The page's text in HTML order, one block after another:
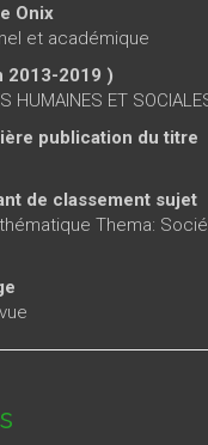
Onix
et académique
2013-2019 )
HUMAINES ET
publication du titre
de classement sujet
Thema: